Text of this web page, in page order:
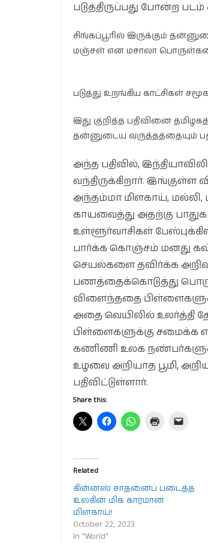
படுத்திருப்பது போன்ற
சிங்கப்பூரில் இருக்கும்
மஞ்சள் என மசாலா
படுத்து உறங்கிய காட்சிகள்
இது குறித்த பதிவினை
தன்னுடைய வருத்தத்தையும்
அந்த பதிவில்,
வந்திருக்கிறார். இங்குள்ள
அந்தம்மா மிளகாய்,
காயவைத்து அதற்கு
உள்ளூர்வாசிகள்
பார்க்க கொஞ்சம் மனது
செயல்களை தவிர்க்க
பணத்தைக்கொடுத்து
விளைந்ததை
அதை வெயிலில் உலர்த்தி
பிள்ளைகளுக்கு சமைக்க
கணிணி உலக
உழவை அறியாத பூமி,
பதிவிட்டுள்ளார்.
Share this:
Related
கின்னஸ் சாதனைப் படைத்த
உலகின் மிக காரமான
மிளகாய்!
October 22, 2023
In "World"